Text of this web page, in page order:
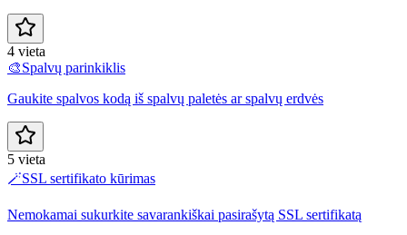
4 vieta
🎨Spalvų parinkiklis
Gaukite spalvos kodą iš spalvų paletės ar spalvų erdvės
5 vieta
🪄SSL sertifikato kūrimas
Nemokamai sukurkite savarankiškai pasirašytą SSL sertifikatą